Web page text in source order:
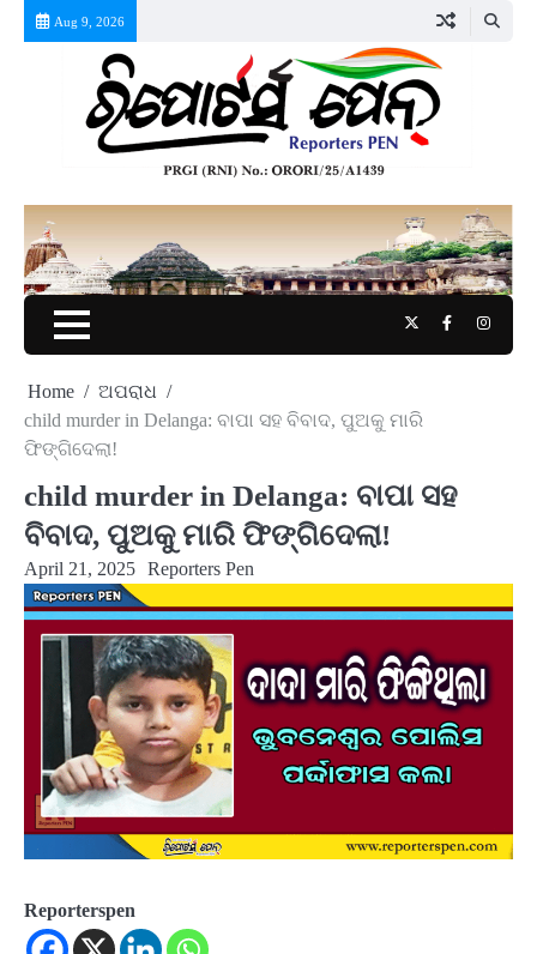
Aug 9, 2026
TwitterFacebook
Home
ଅପରାଧ
child murder in Delanga: ବାପା ସହ ବିବାଦ, ପୁଅକୁ ମାରି
ଫିଙ୍ଗିଦେଲା!
child murder in Delanga: ବାପା ସହ
ବିବାଦ, ପୁଅକୁ ମାରି ଫିଙ୍ଗିଦେଲା!
April 21, 2025 Reporters Pen
Reporterspen